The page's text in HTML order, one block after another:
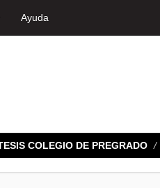
Ayuda
COLEGIO DE PREGRADO